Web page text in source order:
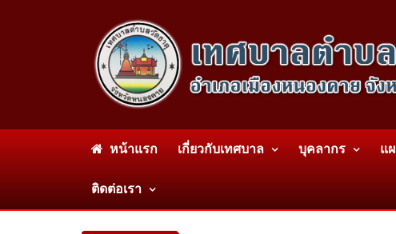
หน้าแรก เกี่ยวกับเทศบาล บุคลากร แ
ติดต่อเรา